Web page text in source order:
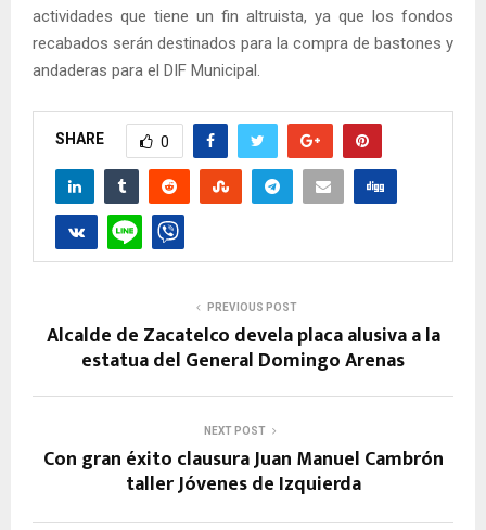
actividades que tiene un fin altruista, ya que los fondos
recabados serán destinados para la compra de bastones y
andaderas para el DIF Municipal.
SHARE 0
PREVIOUS POST
Alcalde de Zacatelco devela placa alusiva a la
estatua del General Domingo Arenas
NEXT POST
Con gran éxito clausura Juan Manuel Cambrón
taller Jóvenes de Izquierda